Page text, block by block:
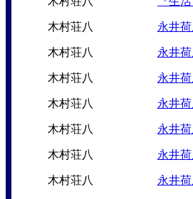
木村荘八 永井
木村荘八 永井
木村荘八 永井
木村荘八 永井
木村荘八 永井
木村荘八 永井
木村荘八 永井